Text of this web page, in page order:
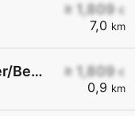
≥ 1,809 €
7,0 km
≥ 1,809 €
0,9 km
Genol-Tankstelle Diesel/Super/Benzin/Heizöl